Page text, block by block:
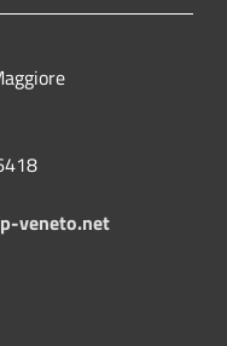
veneto.net